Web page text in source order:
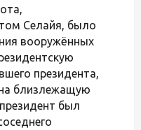
Селайя, было
вооружённых
президента,
близлежащую
был